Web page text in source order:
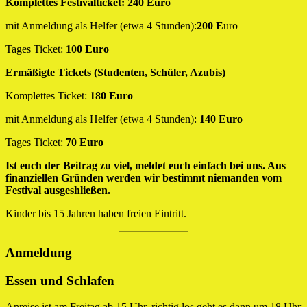
Komplettes Festivalticket: 240 Euro
mit Anmeldung als Helfer (etwa 4 Stunden):200 Euro
Tages Ticket: 100 Euro
Ermäßigte Tickets (Studenten, Schüler, Azubis)
Komplettes Ticket: 180 Euro
mit Anmeldung als Helfer (etwa 4 Stunden): 140 Euro
Tages Ticket: 70 Euro
Ist euch der Beitrag zu viel, meldet euch einfach bei uns. Aus
finanziellen Gründen werden wir bestimmt niemanden vom
Festival ausgeshließen.
Kinder bis 15 Jahren haben freien Eintritt.
Anmeldung
Essen und Schlafen